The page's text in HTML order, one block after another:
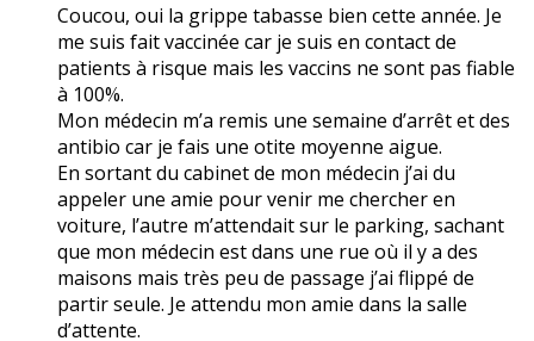
Coucou, oui la grippe tabasse bien cette année. Je
me suis fait vaccinée car je suis en contact de
patients à risque mais les vaccins ne sont pas fiable
à 100%.
Mon médecin m’a remis une semaine d’arrêt et des
antibio car je fais une otite moyenne aigue.
En sortant du cabinet de mon médecin j’ai du
appeler une amie pour venir me chercher en
voiture, l’autre m’attendait sur le parking, sachant
que mon médecin est dans une rue où il y a des
maisons mais très peu de passage j’ai flippé de
partir seule. Je attendu mon amie dans la salle
d’attente.